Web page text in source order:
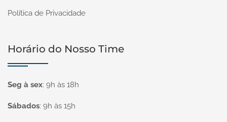
Política de Privacidade
Horário do Nosso Time
Seg à sex: 9h às 18h
Sábados: 9h às 15h